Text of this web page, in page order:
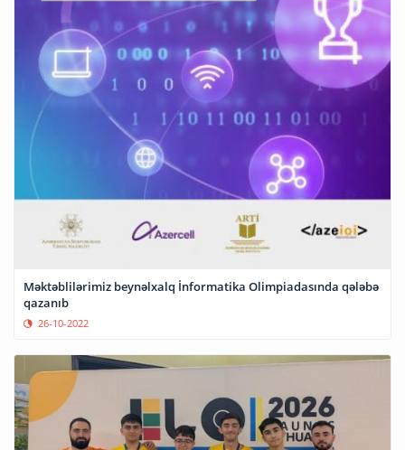
Məktəblilərimiz beynəlxalq İnformatika Olimpiadasında qələbə
qazanıb
26-10-2022